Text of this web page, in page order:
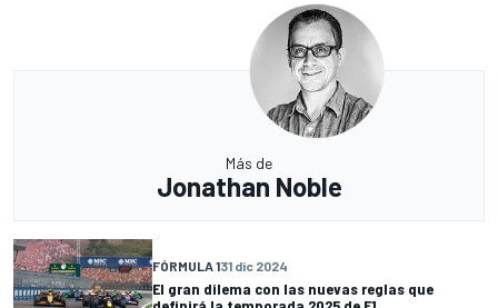
Más de
Jonathan Noble
FÓRMULA 131 dic 2024
El gran dilema con las nuevas reglas que